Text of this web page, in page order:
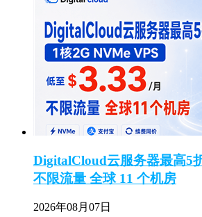
DigitalCloud云服务器最高5
不限流量 全球 11 个机房
2026年08月07日